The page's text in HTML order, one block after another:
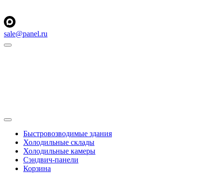
sale@panel.ru
Быстровозводимые здания
Холодильные склады
Холодильные камеры
Сэндвич-панели
Корзина